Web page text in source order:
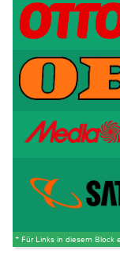
* Für Links in diesem Block